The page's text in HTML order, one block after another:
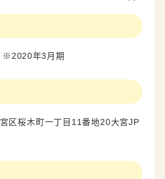
年3月期
区桜木町一丁目11番地20大宮JP